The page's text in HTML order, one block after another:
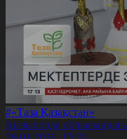
#«Таза Қазақстан»
Қызылорда облысындағы